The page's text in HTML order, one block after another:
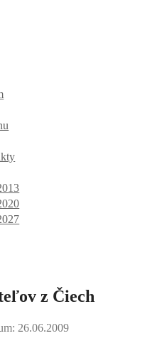
z Čiech
26.06.2009